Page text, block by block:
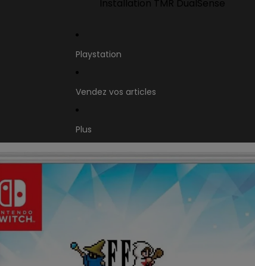
Installation TMR DualSense
Playstation
Vendez vos articles
Plus